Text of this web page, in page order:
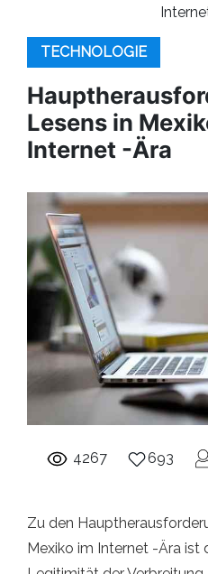
TECHNOLOGIE
Lesens in
Internet -Ära
4267 693
Zu den
Mexiko im Internet -Ära ist